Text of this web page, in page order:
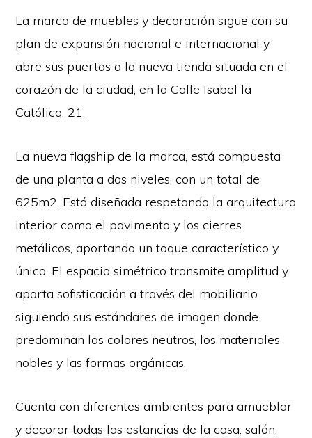
La marca de muebles y decoración sigue con su
plan de expansión nacional e internacional y
abre sus puertas a la nueva tienda situada en el
corazón de la ciudad, en la Calle Isabel la
Católica, 21.
La nueva flagship de la marca, está compuesta
de una planta a dos niveles, con un total de
625m2. Está diseñada respetando la arquitectura
interior como el pavimento y los cierres
metálicos, aportando un toque característico y
único. El espacio simétrico transmite amplitud y
aporta sofisticación a través del mobiliario
siguiendo sus estándares de imagen donde
predominan los colores neutros, los materiales
nobles y las formas orgánicas.
Cuenta con diferentes ambientes para amueblar
y decorar todas las estancias de la casa: salón,